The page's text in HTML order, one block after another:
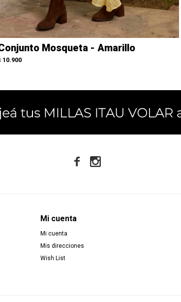
Mosqueta - Amarillo
10.900
Mi cuenta
Mi cuenta
Mis direcciones
Wish List
 